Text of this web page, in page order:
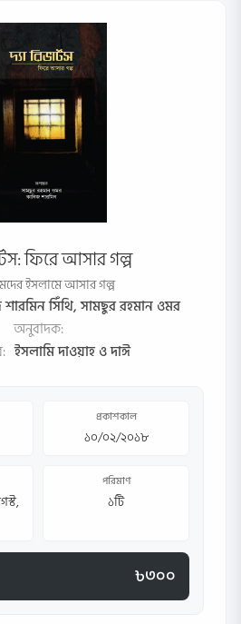
ফিরে আসার গল্প
ইসলামে আসার গল্প
সিঁথি,সামছুর রহমান ওমর
অনুবাদক:
ইসলামি দাওয়াহ ও দাঈ
প্রকাশকাল
১০/০২/২০১৮
পরিমাণ
১টি
৳৩০০